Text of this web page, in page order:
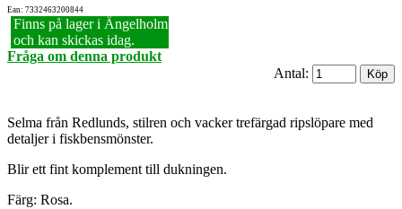
Ean: 7332463200844
Finns på lager i Ängelholm
och kan skickas idag.
Fråga om denna produkt
Antal:
Selma från Redlunds, stilren och vacker trefärgad ripslöpare med
detaljer i fiskbensmönster.
Blir ett fint komplement till dukningen.
Färg: Rosa.